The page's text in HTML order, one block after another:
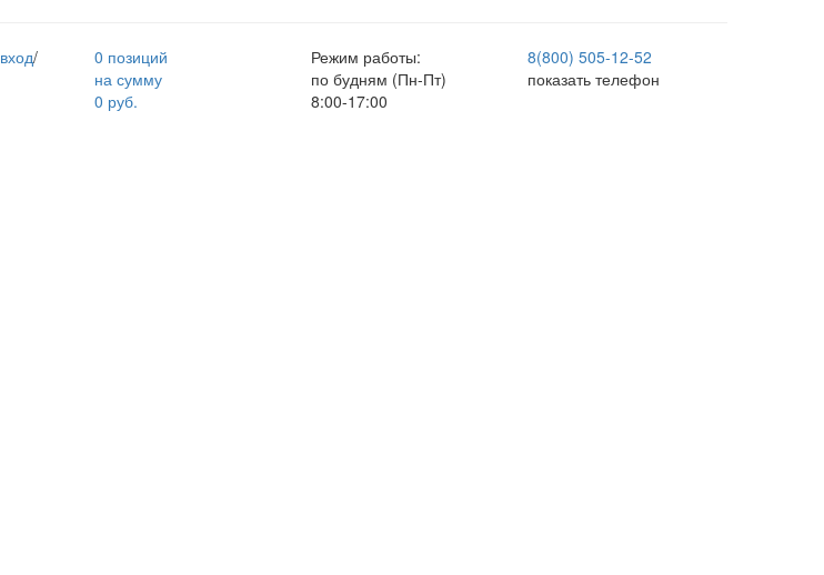
вход/
0 позиций
на сумму
0 руб.
Режим работы:
по будням (Пн-Пт)
8:00-17:00
8(800) 505-12-52
показать телефон